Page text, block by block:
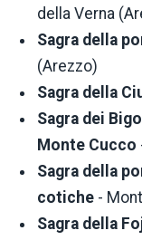
della Verna
Sagra della
(Arezzo)
Sagra della
Sagra dei
Monte Cucco
Sagra della
cotiche -
Sagra della